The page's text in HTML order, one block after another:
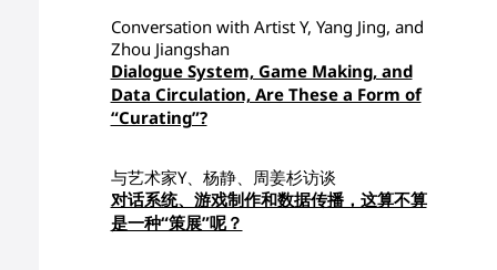
Conversation with Artist Y, Yang Jing, and
Zhou Jiangshan
Dialogue System, Game Making, and
Data Circulation, Are These a Form of
“Curating”?
与艺术家Y、杨静、周姜杉访谈
对话系统、游戏制作和数据传播，这算不算
是一种“策展”呢？